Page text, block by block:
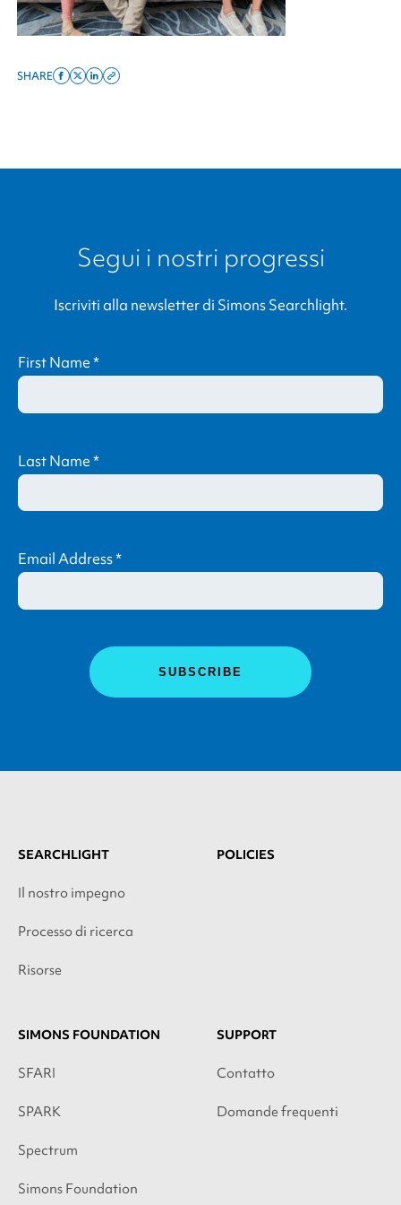
SHARE
ShareShareShareCopy
Segui i nostri progressi
Iscriviti alla newsletter di Simons Searchlight.
First Name*
Last Name*
Email Address*
SEARCHLIGHT
Il nostro impegno
Processo di ricerca
Risorse
POLICIES
SIMONS FOUNDATION
SFARI
SPARK
Spectrum
Simons Foundation
SUPPORT
Contatto
Domande frequenti